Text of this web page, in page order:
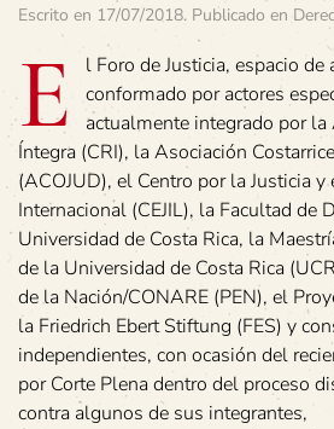
Escrito en 17/07/2018. Publicado en
E
l Foro de Justicia, espacio
conformado por actores
actualmente integrado por
Íntegra (CRI), la Asociación
(ACOJUD), el Centro por la Justicia y
Internacional (CEJIL), la Facultad de
Universidad de Costa Rica, la
de la Universidad de Costa Rica
de la Nación/CONARE (PEN), el
la Friedrich Ebert Stiftung (FES) y
independientes, con ocasión del
por Corte Plena dentro del proceso
contra algunos de sus integrantes,